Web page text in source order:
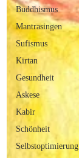
Buddhismus
Mantrasingen
Sufismus
Kirtan
Gesundheit
Askese
Kabir
Schönheit
Selbstoptimierung